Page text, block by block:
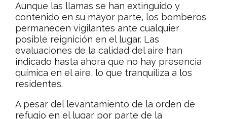
Aunque las llamas se han extinguido y
contenido en su mayor parte, los bomberos
permanecen vigilantes ante cualquier
posible reignición en el lugar. Las
evaluaciones de la calidad del aire han
indicado hasta ahora que no hay presencia
química en el aire, lo que tranquiliza a los
residentes.
A pesar del levantamiento de la orden de
refugio en el lugar por parte de la